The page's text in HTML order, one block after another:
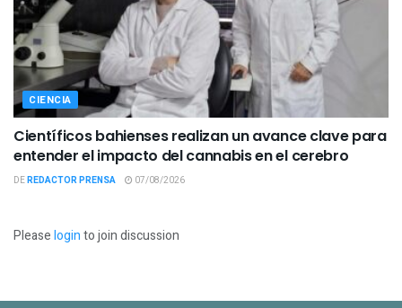
CIENCIA
Científicos bahienses realizan un avance clave para
entender el impacto del cannabis en el cerebro
DEREDACTOR PRENSA 07/08/2026
Pleaseloginto join discussion